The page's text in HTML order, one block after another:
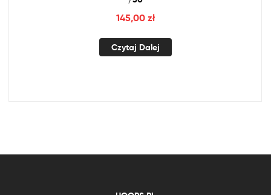
145,00 zł
Czytaj Dalej